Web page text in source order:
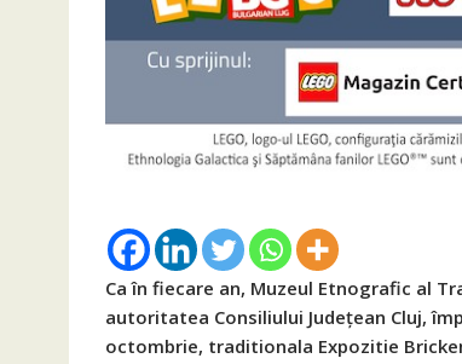
Ca în fiecare an, Muzeul Etnografic al
autoritatea Consiliului Județean Cluj,
octombrie, traditionala Expozitie